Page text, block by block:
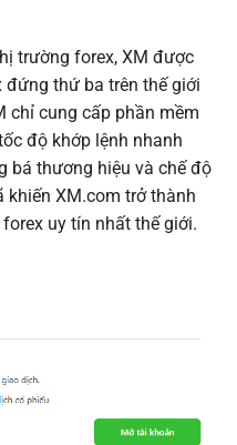
trường forex, XM được
đứng thứ ba trên thế giới
chỉ cung cấp phần mềm
độ khớp lệnh nhanh
bá thương hiệu và chế độ
khiến XM.com trở thành
uy tín nhất thế giới.